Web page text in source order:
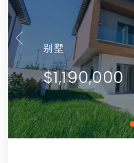
别墅
$1,190,000